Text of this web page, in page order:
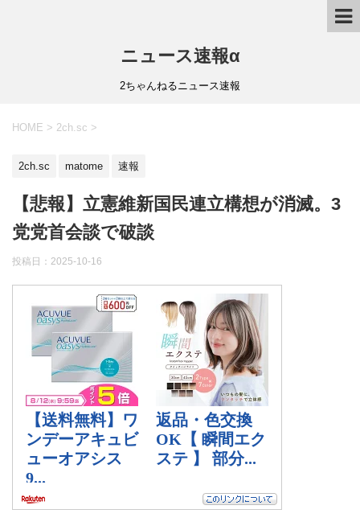
ニュース速報α
2ちゃんねるニュース速報
HOME > 2ch.sc >
2ch.sc matome 速報
【悲報】立憲維新国民連立構想が消滅。3
党党首会談で破談
投稿日： 2025-10-16